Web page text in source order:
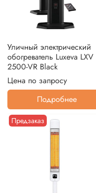
Уличный электрический
обогреватель Luxeva LXV
2500-VR Black
Цена по запросу
Подробнее
Предзаказ